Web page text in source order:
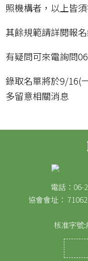
照機構者，以上皆
其餘規範請詳閱報
有疑問可來電詢問
錄取名單將於9/16(
多留意相關消息
電話：06-
協會會址：
核准字號: